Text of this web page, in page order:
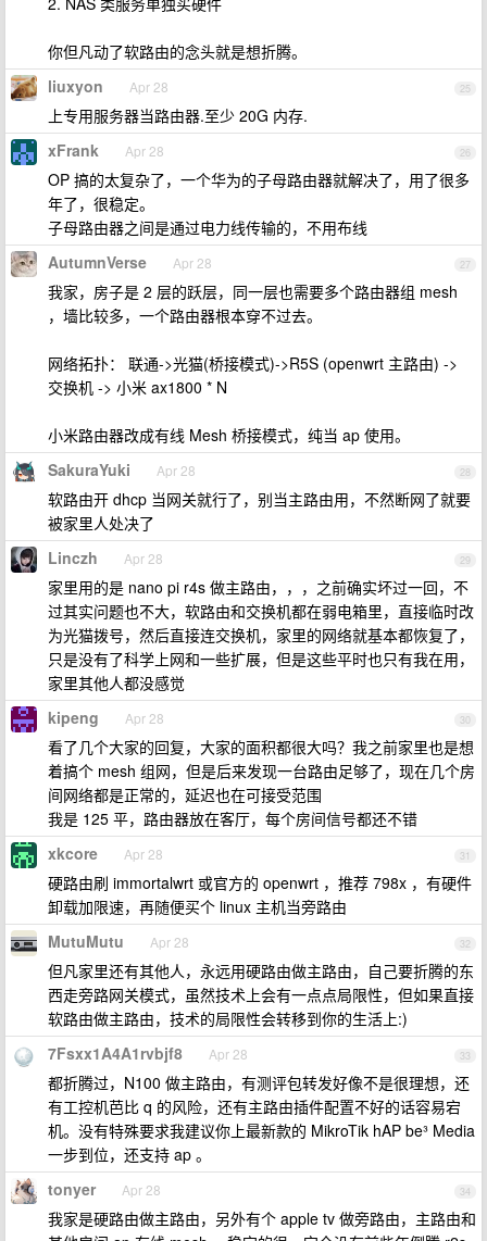
你但凡动了软路由的念头就是想折腾。
25
liuxyon Apr 28
上专用服务器当路由器.至少 20G 内存.
26
xFrank Apr 28
OP 搞的太复杂了，一个华为的子母路由器就解决了，用了很多
年了，很稳定。
子母路由器之间是通过电力线传输的，不用布线
27
AutumnVerse Apr 28
我家，房子是 2 层的跃层，同一层也需要多个路由器组 mesh
，墙比较多，一个路由器根本穿不过去。
网络拓扑： 联通->光猫(桥接模式)->R5S (openwrt 主路由) ->
交换机 -> 小米 ax1800 * N
小米路由器改成有线 Mesh 桥接模式，纯当 ap 使用。
28
SakuraYuki Apr 28
软路由开 dhcp 当网关就行了，别当主路由用，不然断网了就要
被家里人处决了
29
Linczh Apr 28
家里用的是 nano pi r4s 做主路由，，，之前确实坏过一回，不
过其实问题也不大，软路由和交换机都在弱电箱里，直接临时改
为光猫拨号，然后直接连交换机，家里的网络就基本都恢复了，
只是没有了科学上网和一些扩展，但是这些平时也只有我在用，
家里其他人都没感觉
30
kipeng Apr 28
看了几个大家的回复，大家的面积都很大吗？我之前家里也是想
着搞个 mesh 组网，但是后来发现一台路由足够了，现在几个房
间网络都是正常的，延迟也在可接受范围
我是 125 平，路由器放在客厅，每个房间信号都还不错
31
xkcore Apr 28
硬路由刷 immortalwrt 或官方的 openwrt ，推荐 798x ，有硬件
卸载加限速，再随便买个 linux 主机当旁路由
32
MutuMutu Apr 28
但凡家里还有其他人，永远用硬路由做主路由，自己要折腾的东
西走旁路网关模式，虽然技术上会有一点点局限性，但如果直接
软路由做主路由，技术的局限性会转移到你的生活上:)
33
7Fsxx1A4A1rvbjf8 Apr 28
都折腾过，N100 做主路由，有测评包转发好像不是很理想，还
有工控机芭比 q 的风险，还有主路由插件配置不好的话容易宕
机。没有特殊要求我建议你上最新款的 MikroTik hAP be³ Media
一步到位，还支持 ap 。
34
tonyer Apr 28
我家是硬路由做主路由，另外有个 apple tv 做旁路由，主路由和